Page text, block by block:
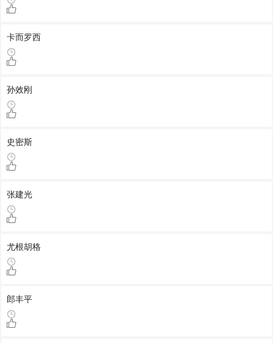
卡而罗西
孙效刚
史密斯
张建光
尤根胡格
郎丰平